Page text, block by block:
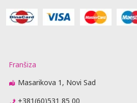
Franšiza
Masarikova 1, Novi Sad
+381(60)531 85 00